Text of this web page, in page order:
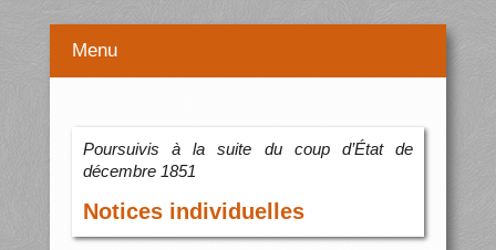
Menu
Poursuivis à la suite du coup d’État de
décembre 1851
Notices individuelles